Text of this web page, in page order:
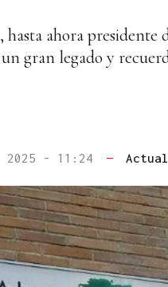
ahora presidente
gran legado y
2025 - 11:24 —